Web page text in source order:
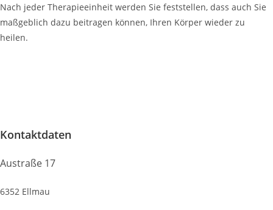
Nach jeder Therapieeinheit werden Sie feststellen, dass auch Sie
maßgeblich dazu beitragen können, Ihren Körper wieder zu
heilen.
Kontaktdaten
Austraße 17
6352 Ellmau